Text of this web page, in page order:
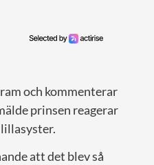
och kommenterar
prinsen reagerar
att det blev så